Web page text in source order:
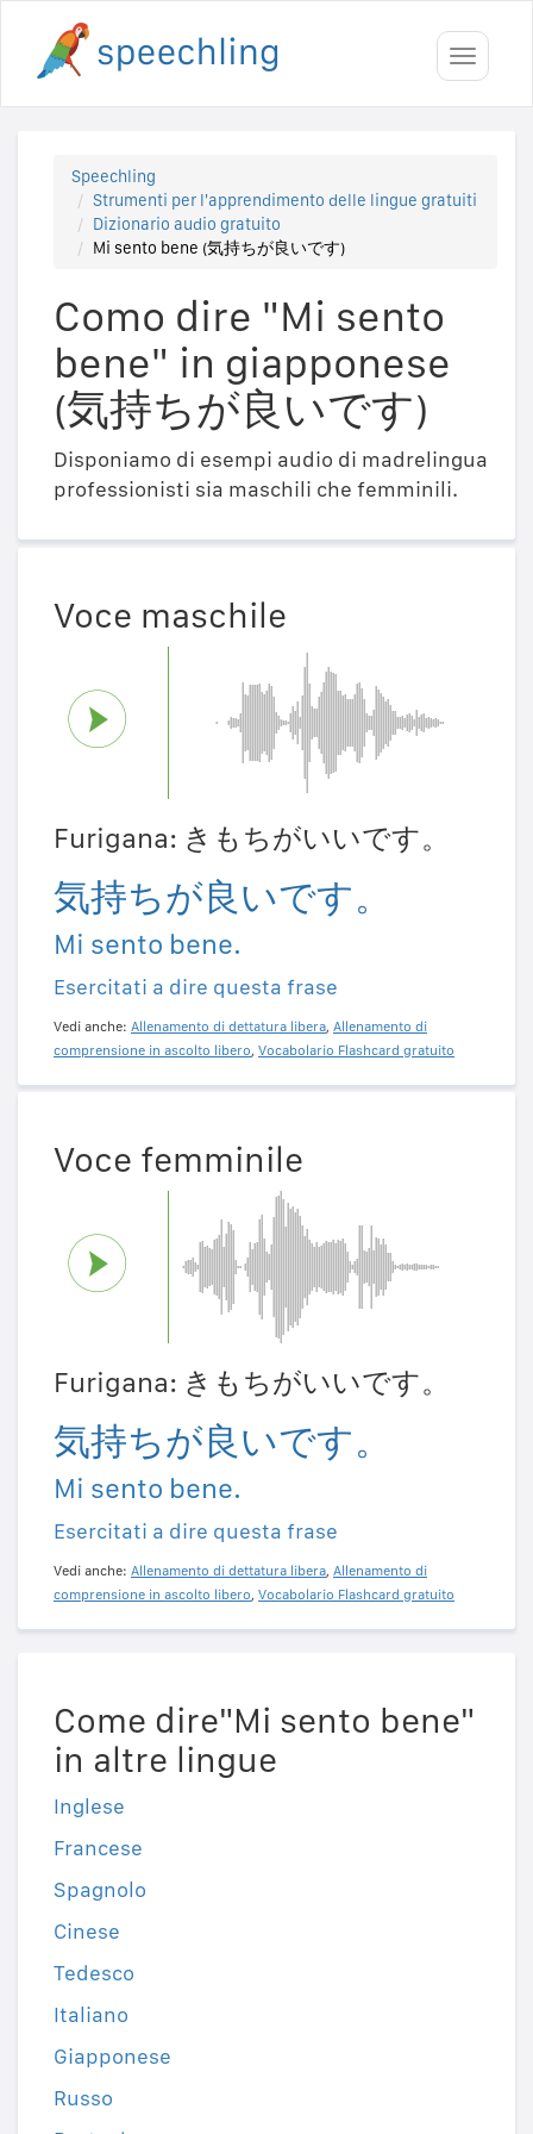
Toggle
Speechling
Strumenti per l'apprendimento delle lingue gratuiti
Dizionario audio gratuito
Mi sento bene (気持ちが良いです)
Como dire "Mi sento
bene" in giapponese
(気持ちが良いです)
Disponiamo di esempi audio di madrelingua
professionisti sia maschili che femminili.
Voce maschile
Furigana: きもちがいいです。
気持ちが良いです。
Mi sento bene.
Esercitati a dire questa frase
Vedi anche: Allenamento di dettatura libera, Allenamento di
comprensione in ascolto libero, Vocabolario Flashcard gratuito
Voce femminile
Furigana: きもちがいいです。
気持ちが良いです。
Mi sento bene.
Esercitati a dire questa frase
Vedi anche: Allenamento di dettatura libera, Allenamento di
comprensione in ascolto libero, Vocabolario Flashcard gratuito
Come dire"Mi sento bene"
in altre lingue
Inglese
Francese
Spagnolo
Cinese
Tedesco
Italiano
Giapponese
Russo